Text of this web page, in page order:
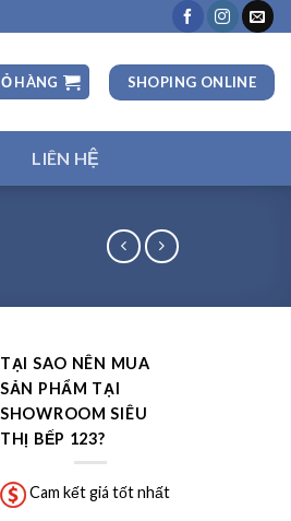
HÀNG SHOPING ONLINE
LIÊN HỆ
₫.
TẠI SAO NÊN MUA
SẢN PHẨM TẠI
SHOWROOM SIÊU
THỊ BẾP 123?
Cam kết giá tốt nhất